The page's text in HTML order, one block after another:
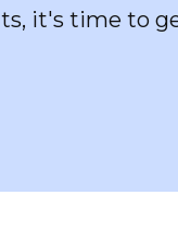
it's time to